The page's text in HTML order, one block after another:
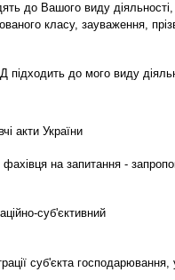
до Вашого виду
класу, зауваження,
підходить до мого виду
акти України
фахівця на запитання -
суб'єктивний
суб'єкта господарювання,